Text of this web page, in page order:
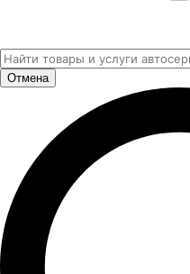
Отмена